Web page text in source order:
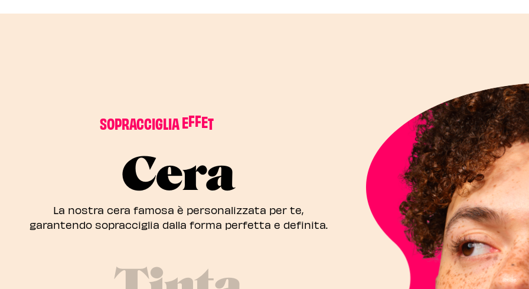
SOPRACCIGLIAEFFETT
Cera
La nostra cera famosa è personalizzata per te,
garantendo sopracciglia dalla forma perfetta e definita.